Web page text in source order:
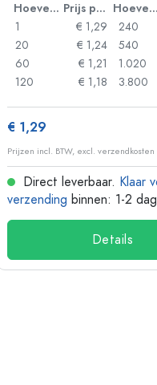
Hoeveelheid Prijs per eenheid Hoeveelheid
1
€ 1,29
20
€ 1,24
60
€ 1,21
120
€ 1,18
240
540
1.020
3.800
€ 1,29
Prijzen incl. BTW, excl. verzendkosten
Direct leverbaar. Klaar
verzending binnen: 1-2
Details